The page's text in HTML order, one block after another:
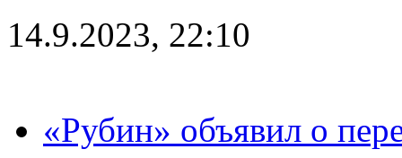
14.9.2023, 22:10
«Рубин» объявил о